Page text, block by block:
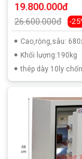
19.800.000đ
26.600.000đ -
Cao,rộng,sâu:
Khối lượng:190kg
thép dày 10ly